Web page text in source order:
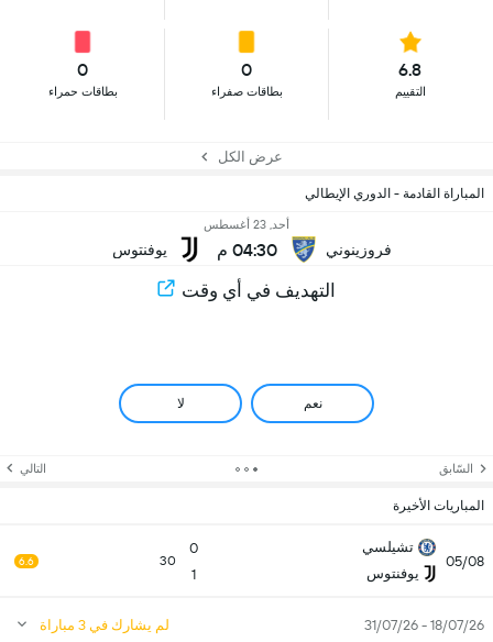
6.8
التقييم
0
بطاقات صفراء
0
بطاقات حمراء
عرض الكل
المباراة القادمة - الدوري الإيطالي
فروزينوني
أحد, 23 أغسطس
04:30 م يوفنتوس
التهديف في أي وقت
نعم لا
السّابق التالي
المباريات الأخيرة
05/08
تشيلسي
يوفنتوس
0
1
30
6.6
18/07/26 - 31/07/26 لم يشارك في 3 مباراة